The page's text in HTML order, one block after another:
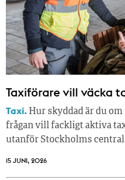
Taxiförare vill väcka
Taxi. Hur skyddad är du
frågan vill fackligt aktiva
utanför Stockholms
15 JUNI, 2026